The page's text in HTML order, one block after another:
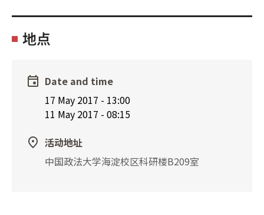
地点
Date and time
17 May 2017 - 13:00
11 May 2017 - 08:15
活动地址
中国政法大学海淀校区科研楼B209室